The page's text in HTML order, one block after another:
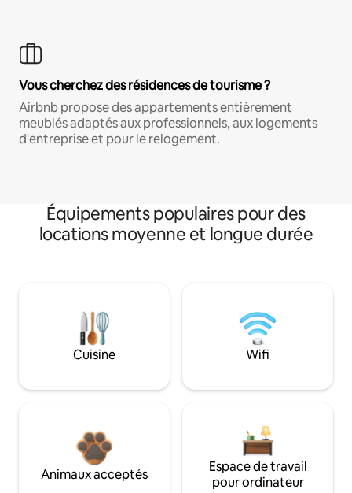
Vous cherchez des résidences de tourisme ?
Airbnb propose des appartements entièrement
meublés adaptés aux professionnels, aux logements
d'entreprise et pour le relogement.
Équipements populaires pour des
locations moyenne et longue durée
Cuisine Wifi
Animaux acceptés
Espace de travail
pour ordinateur